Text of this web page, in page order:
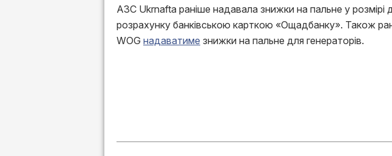
АЗС Ukrnafta раніше надавала знижки на пальне у розмірі
розрахунку банківською карткою «Ощадбанку». Також
WOG надаватиме знижки на пальне для генераторів.